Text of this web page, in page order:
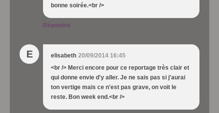
bonne soirée.<br />
Répondre
E elisabeth 20/09/2014 16:45
<br /> Merci encore pour ce reportage très clair et
qui donne envie d'y aller. Je ne sais pas si j'aurai
ton vertige mais ce n'est pas grave, on voit le
reste. Bon week end.<br />